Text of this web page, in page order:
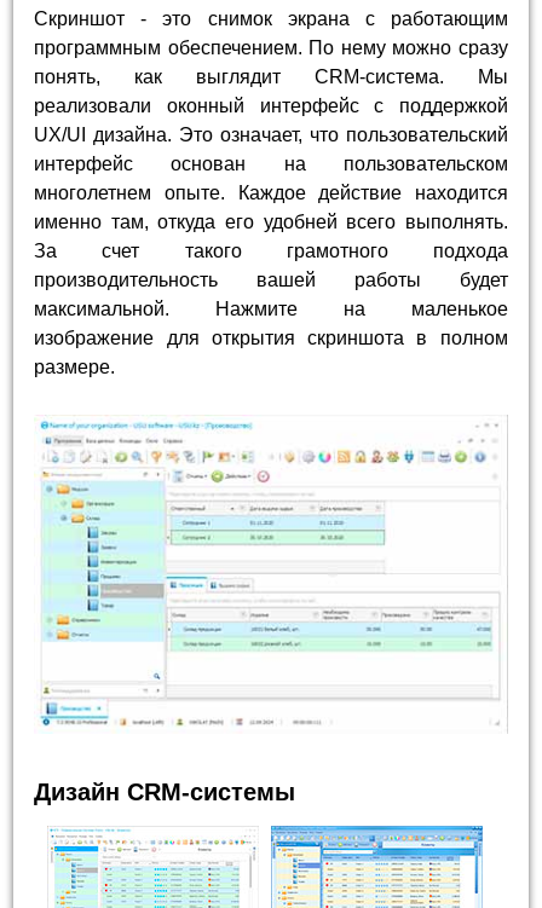
Скриншот - это снимок экрана с работающим
программным обеспечением. По нему можно сразу
понять, как выглядит CRM-система. Мы
реализовали оконный интерфейс с поддержкой
UX/UI дизайна. Это означает, что пользовательский
интерфейс основан на пользовательском
многолетнем опыте. Каждое действие находится
именно там, откуда его удобней всего выполнять.
За счет такого грамотного подхода
производительность вашей работы будет
максимальной. Нажмите на маленькое
изображение для открытия скриншота в полном
размере.
Дизайн CRM-системы